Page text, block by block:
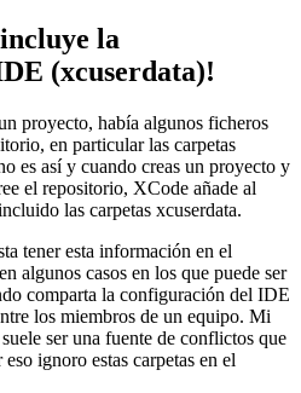
la
(xcuserdata)!
proyecto, había algunos ficheros
en particular las carpetas
es así y cuando creas un proyecto y
el repositorio, XCode añade al
las carpetas xcuserdata.
tener esta información en el
algunos casos en los que puede ser
comparta la configuración del IDE
los miembros de un equipo. Mi
ser una fuente de conflictos que
ignoro estas carpetas en el